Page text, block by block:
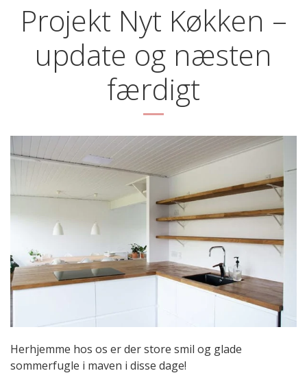
Projekt Nyt Køkken –
update og næsten
færdigt
Herhjemme hos os er der store smil og glade
sommerfugle i maven i disse dage!